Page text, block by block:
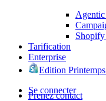
Tarification
Enterprise
Edition
Se connecter
Prenez contact